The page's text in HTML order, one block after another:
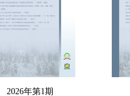
2026年第1期